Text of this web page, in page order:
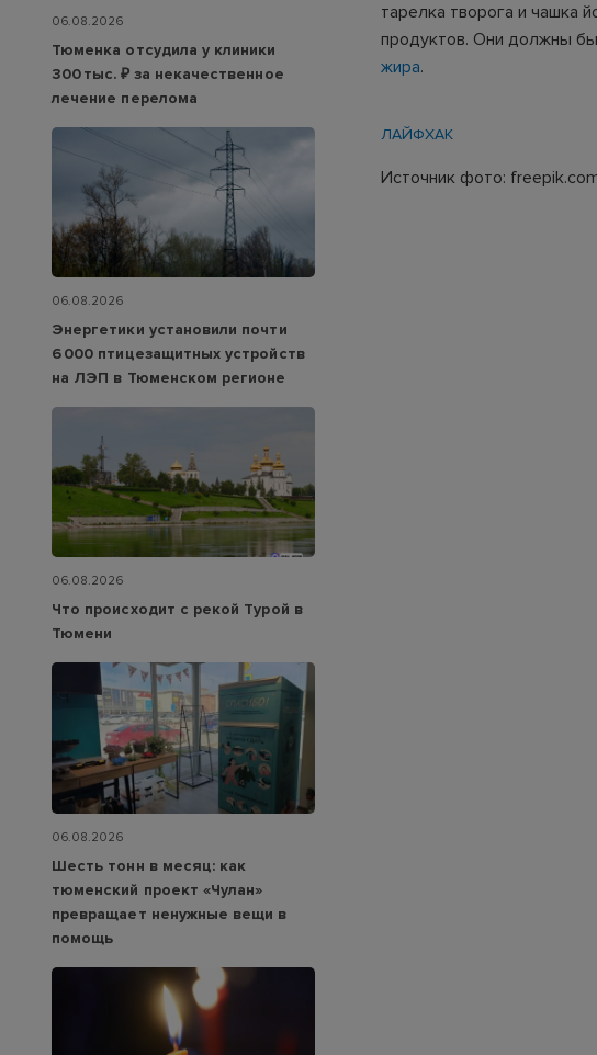
тарелка творога и чашка
продуктов. Они должны
жира.
ЛАЙФХАК
Источник фото:
06.08.2026
Тюменка отсудила у клиники
300 тыс. ₽ за некачественное
лечение перелома
06.08.2026
Энергетики установили почти
6 000 птицезащитных устройств
на ЛЭП в Тюменском регионе
06.08.2026
Что происходит с рекой Турой в
Тюмени
06.08.2026
Шесть тонн в месяц: как
тюменский проект «Чулан»
превращает ненужные вещи в
помощь